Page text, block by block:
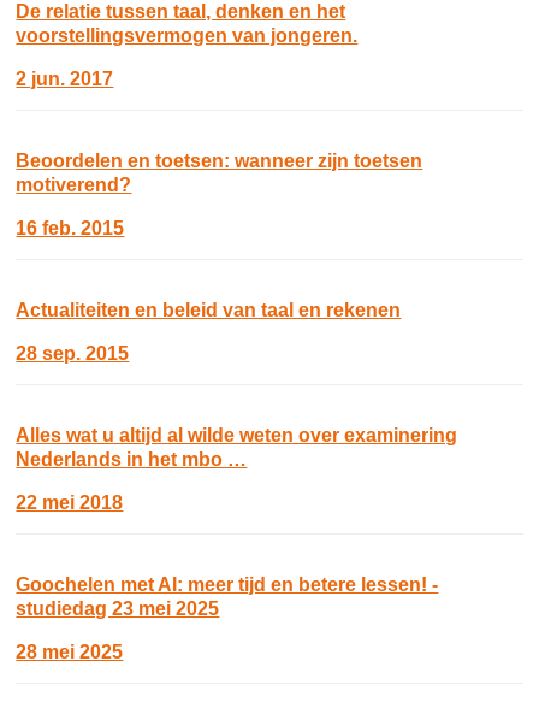
De relatie tussen taal, denken en het
voorstellingsvermogen van jongeren.
2 jun. 2017
Beoordelen en toetsen: wanneer zijn toetsen
motiverend?
16 feb. 2015
Actualiteiten en beleid van taal en rekenen
28 sep. 2015
Alles wat u altijd al wilde weten over examinering
Nederlands in het mbo …
22 mei 2018
Goochelen met AI: meer tijd en betere lessen! -
studiedag 23 mei 2025
28 mei 2025